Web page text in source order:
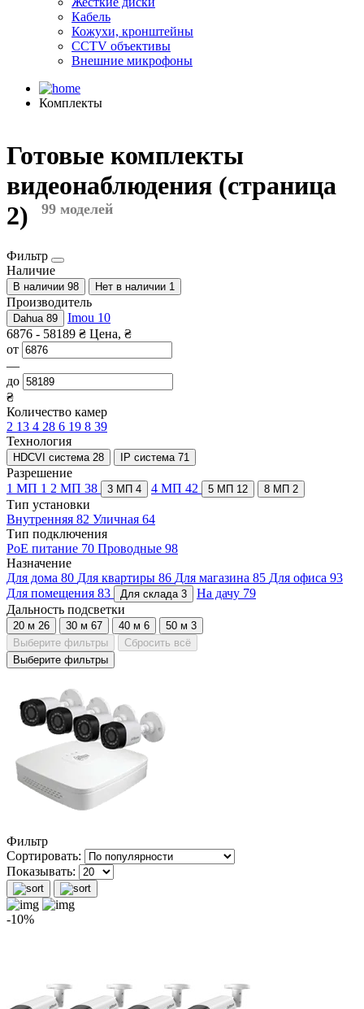
Кабель
Кожухи, кронштейны
CCTV объективы
Внешние микрофоны
Комплекты
Готовые комплекты
видеонаблюдения (страница
2)
99 моделей
Фильтр
Наличие
В наличии 98 Нет в наличии 1
Производитель
Dahua 89 Imou 10
6876 - 58189 ₴ Цена, ₴
от
—
до
₴
Количество камер
2 13 4 28 6 19 8 39
Технология
HDCVI система 28 IP система 71
Разрешение
1 МП 1 2 МП 38 3 МП 4 4 МП 42 5 МП 12 8 МП 2
Тип установки
Внутренняя 82 Уличная 64
Тип подключения
PoE питание 70 Проводные 98
Назначение
Для дома 80 Для квартиры 86 Для магазина 85 Для офиса 93
Для помещения 83 Для склада 3 На дачу 79
Дальность подсветки
20 м 26 30 м 67 40 м 6 50 м 3
Выберите фильтры
Сбросить всё
Выберите фильтры
Фильтр
Сортировать:
Показывать:
-10%